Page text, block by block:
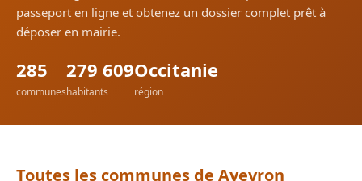
passeport en ligne et obtenez un dossier complet prêt à
déposer en mairie.
285
communes
279 609
habitants
Occitanie
région
Toutes les communes de Aveyron